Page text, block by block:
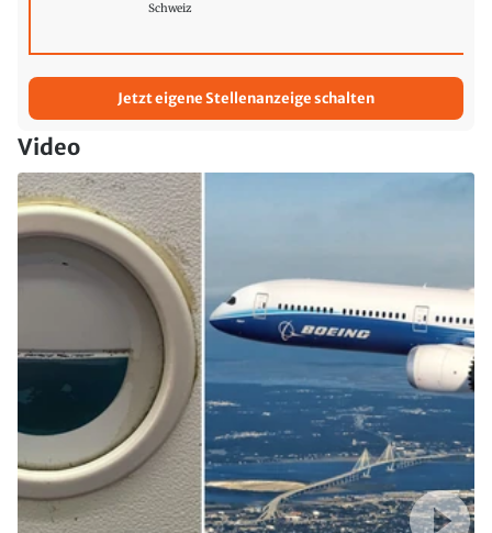
Schweiz
Jetzt eigene Stellenanzeige schalten
Video